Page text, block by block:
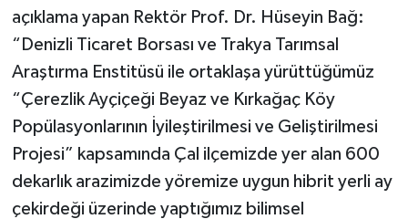
açıklama yapan Rektör Prof. Dr. Hüseyin Bağ:
“Denizli Ticaret Borsası ve Trakya Tarımsal
Araştırma Enstitüsü ile ortaklaşa yürüttüğümüz
“Çerezlik Ayçiçeği Beyaz ve Kırkağaç Köy
Popülasyonlarının İyileştirilmesi ve Geliştirilmesi
Projesi” kapsamında Çal ilçemizde yer alan 600
dekarlık arazimizde yöremize uygun hibrit yerli ay
çekirdeği üzerinde yaptığımız bilimsel